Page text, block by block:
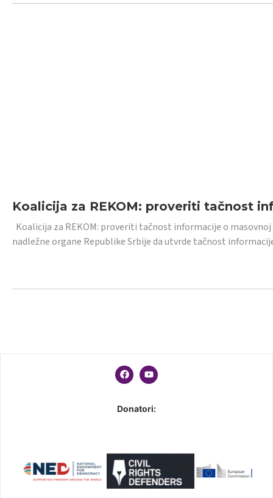
Koalicija za REKOM: proveriti tačnost
Koalicija za REKOM: proveriti tačnost informacije o
nadležne organe Republike Srbije da utvrde tačnost
Donatori: